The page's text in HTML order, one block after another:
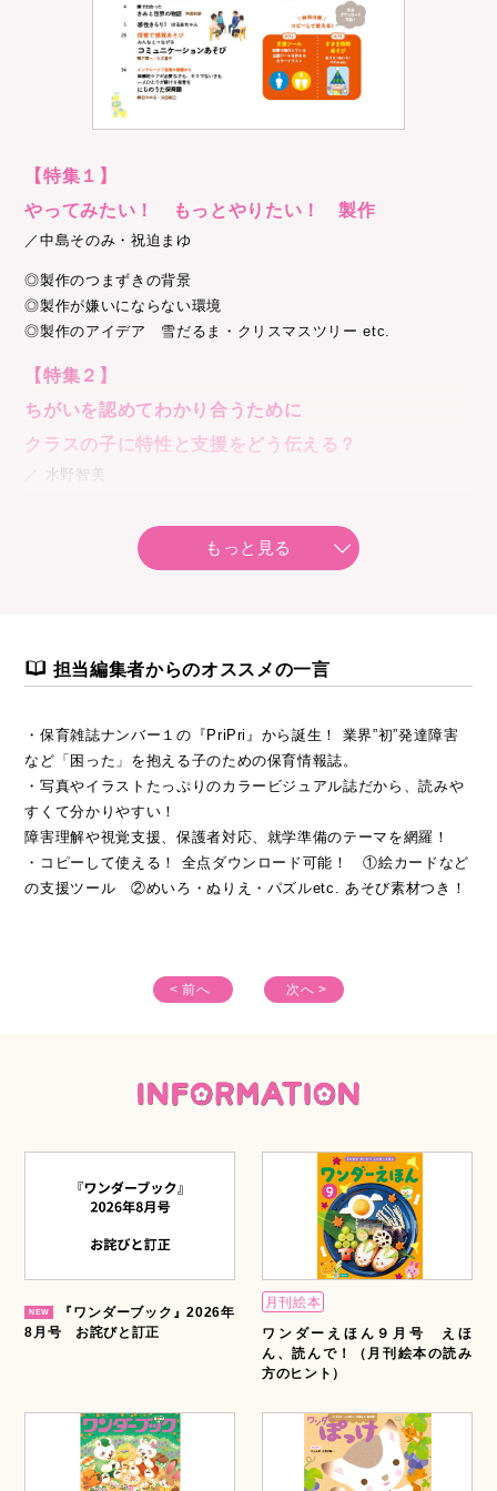
【特集１】
やってみたい！ もっとやりたい！ 製作
／中島そのみ・祝迫まゆ
◎製作のつまずきの背景
◎製作が嫌いにならない環境
◎製作のアイデア 雪だるま・クリスマスツリー etc.
【特集２】
ちがいを認めてわかり合うために
クラスの子に特性と支援をどう伝える？
／ 水野智美
◎理解を深める活動アイデア
／ 黒澤礼子
●保育で感覚あそび
みんなとつながる コミュニケーションあそび ／ 鴨下賢一・入
江温子
●子どもが過ごしやすい保育づくり
じょうずに活動を終われる手だて／ 佐藤 曉
園と療育、保護者の連携 ／ 晴山さん親子・久保山茂樹
●インタビュー 葉っぱ切り絵作家 リトさん
★コピーして使える！ 全点ダウンロード可能！ ２大特別付録
１）記事で紹介している 支援ツール カラーイラスト
２）すきま時間にあそべる素材集 ぬりえ、めいろ、パズル
もっと見る
担当編集者からのオススメの一言
・保育雑誌ナンバー１の『PriPri』から誕生！ 業界”初”発達障害
など「困った」を抱える子のための保育情報誌。
・写真やイラストたっぷりのカラービジュアル誌だから、読みや
すくて分かりやすい！
障害理解や視覚支援、保護者対応、就学準備のテーマを網羅！
・コピーして使える！ 全点ダウンロード可能！ ①絵カードなど
の支援ツール ②めいろ・ぬりえ・パズルetc. あそび素材つき！
< 前へ 次へ >
『ワンダーブック』2026年
8月号 お詫びと訂正
月刊絵本
ワンダーえほん９月号 えほ
ん、読んで！（月刊絵本の読み
方のヒント）